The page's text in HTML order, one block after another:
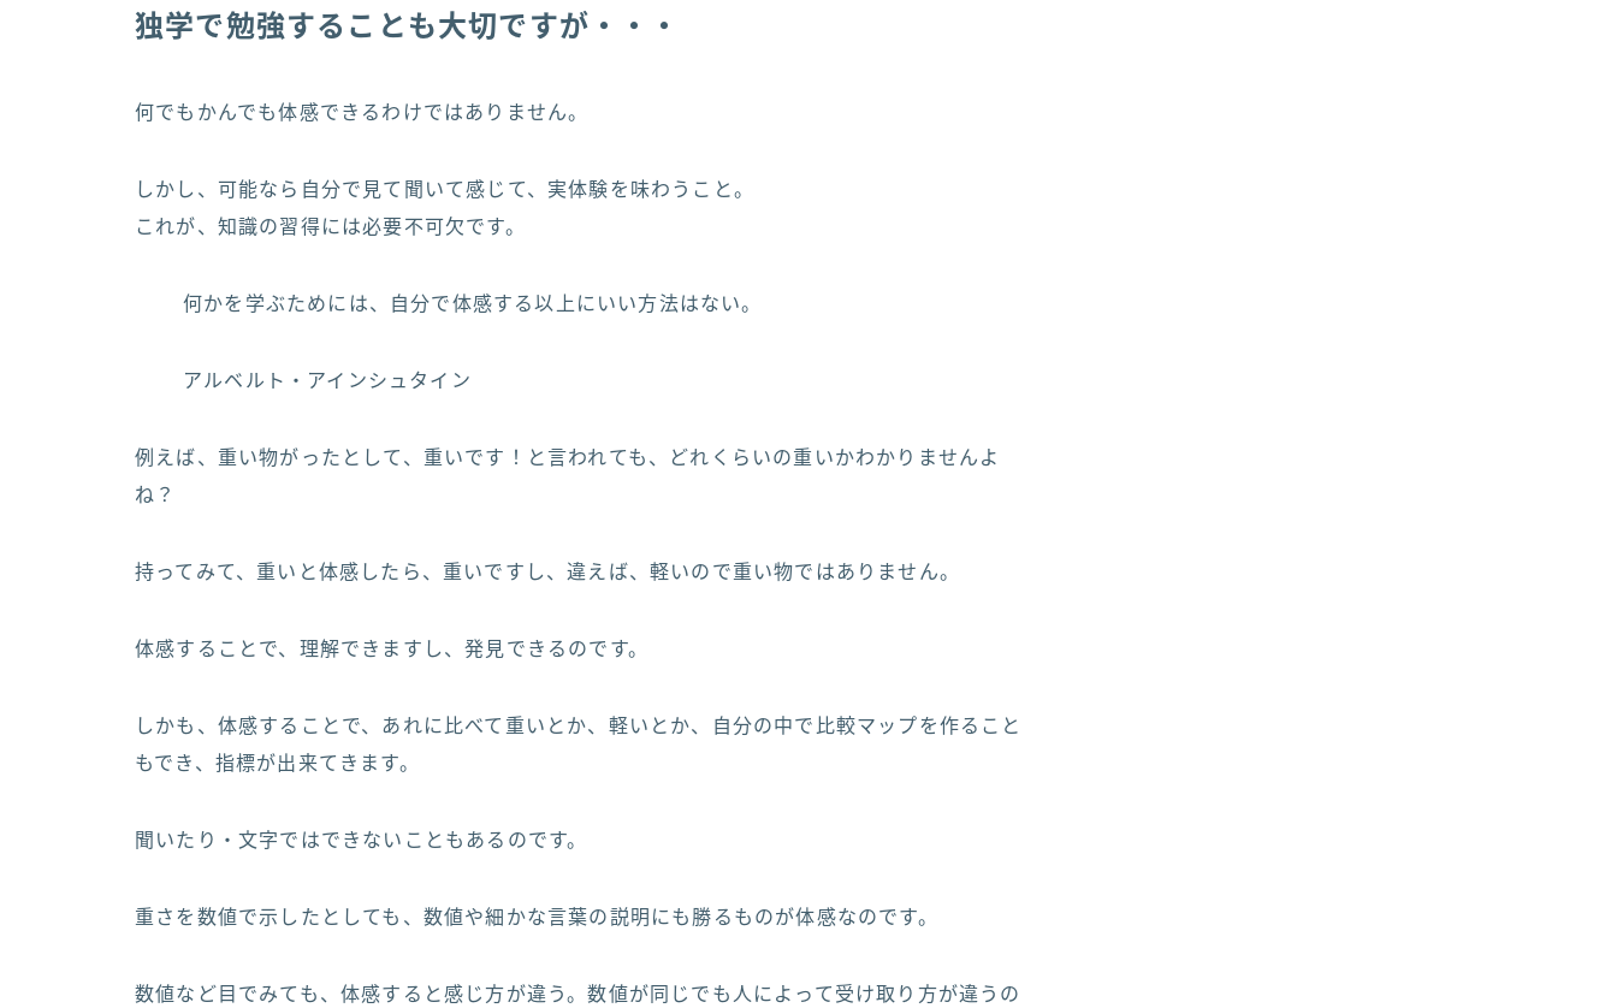
独学で勉強することも大切ですが・・・
何でもかんでも体感できるわけではありません。
しかし、可能なら自分で見て聞いて感じて、実体験を味わうこと。
これが、知識の習得には必要不可欠です。
何かを学ぶためには、自分で体感する以上にいい方法はない。
アルベルト・アインシュタイン
例えば、重い物がったとして、重いです！と言われても、どれくらいの重いかわかりませんよ
ね？
持ってみて、重いと体感したら、重いですし、違えば、軽いので重い物ではありません。
体感することで、理解できますし、発見できるのです。
しかも、体感することで、あれに比べて重いとか、軽いとか、自分の中で比較マップを作ること
もでき、指標が出来てきます。
聞いたり・文字ではできないこともあるのです。
重さを数値で示したとしても、数値や細かな言葉の説明にも勝るものが体感なのです。
数値など目でみても、体感すると感じ方が違う。数値が同じでも人によって受け取り方が違うの